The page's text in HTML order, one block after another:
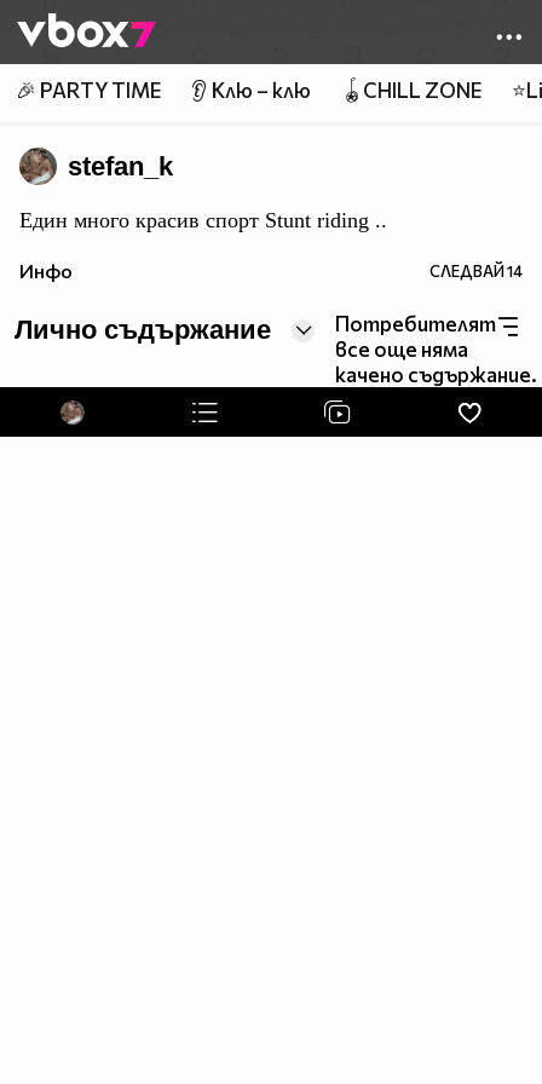
👾
🎉 PARTY TIME 👂 Клю – клю 🪀CHILL ZONE
stefan_k
Eдин много красив спорт Stunt riding ..
Инфо СЛЕДВАЙ14
Лично съдържание
Потребителят
все още няма
качено съдържание.